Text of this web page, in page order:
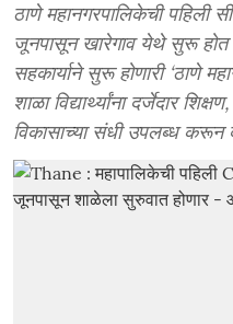
ठाणे महानगरपालिकेची पहिली
जूनपासून खारेगाव येथे सुरू होत
सहकार्याने सुरू होणारी ‘ठाणे
शाळा विद्यार्थ्यांना दर्जेदार
विकासाच्या संधी उपलब्ध करून